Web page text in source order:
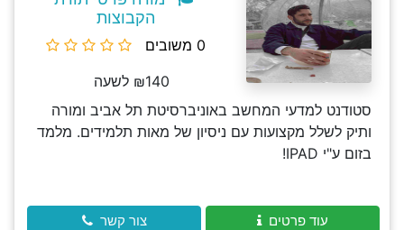
הקבוצות
0 משובים
₪140 לשעה
סטודנט למדעי המחשב באוניברסיטת תל אביב ומורה
ותיק לשלל מקצועות עם ניסיון של מאות תלמידים. מלמד
בזום ע"י IPAD!
עוד פרטים צור קשר